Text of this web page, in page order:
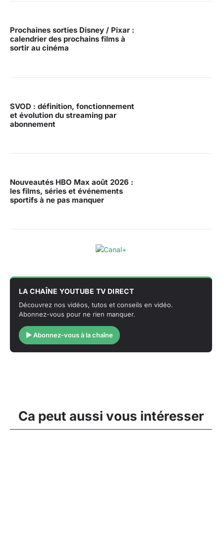
Prochaines sorties Disney / Pixar :
calendrier des prochains films à
sortir au cinéma
SVOD : définition, fonctionnement
et évolution du streaming par
abonnement
Nouveautés HBO Max août 2026 :
les films, séries et événements
sportifs à ne pas manquer
LA CHAÎNE YOUTUBE TV DIRECT
Découvrez nos vidéos, tutos et conseils en vidéo.
Abonnez-vous pour ne rien manquer.
▶ Abonnez-vous à la chaîne
Ca peut aussi vous intéresser